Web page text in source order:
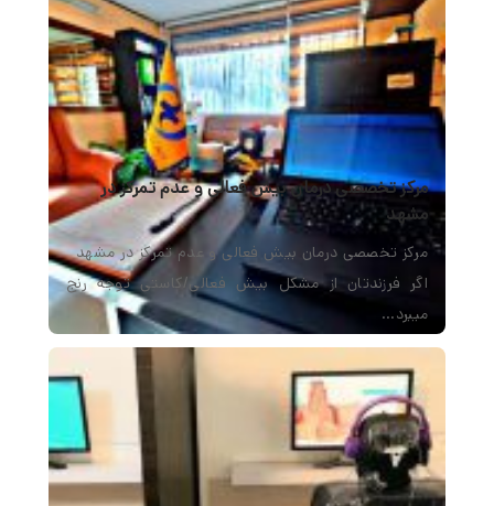
مرکز تخصصی درمان بیش فعالی و عدم تمرکز در
مشهد
مرکز تخصصی درمان بیش فعالی و عدم تمرکز در مشهد
اگر فرزندتان از مشکل بیش فعالی/کاستی توجه رنج
میبرد…